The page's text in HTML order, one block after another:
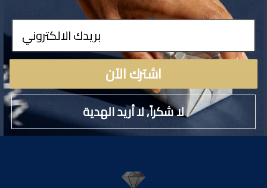
تقييمات المنتج
ادخال
اشترك الآن
لا شكراً, لا أريد الهدية